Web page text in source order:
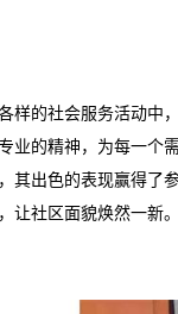
样的社会服务活动中
业的精神，为每一
其出色的表现赢得
让社区面貌焕然一新